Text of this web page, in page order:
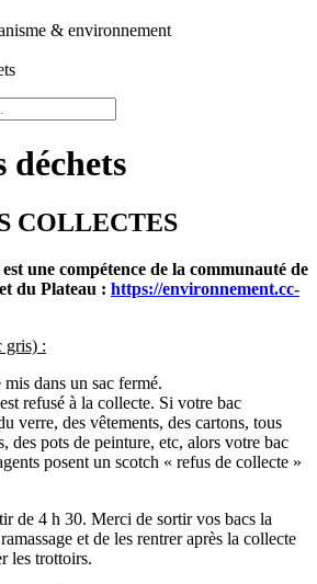
& environnement
déchets
COLLECTES
une compétence de la communauté de
du Plateau : https://environnement.cc-
gris) :
dans un sac fermé.
refusé à la collecte. Si votre bac
verre, des vêtements, des cartons, tous
des pots de peinture, etc, alors votre bac
posent un scotch « refus de collecte »
de 4 h 30. Merci de sortir vos bacs la
et de les rentrer après la collecte
les trottoirs.